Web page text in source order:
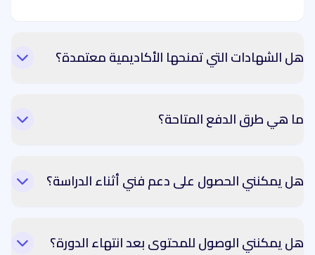
هل الشهادات التي تمنحها الأكاديمية معتمدة؟
ما هي طرق الدفع المتاحة؟
هل يمكنني الحصول على دعم فني أثناء الدراسة؟
هل يمكنني الوصول للمحتوى بعد انتهاء الدورة؟